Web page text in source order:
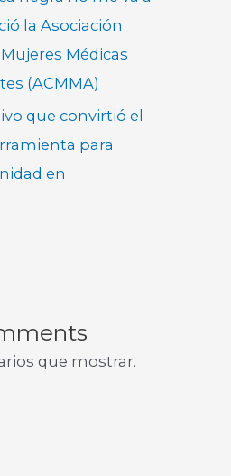
la Asociación
Médicas
(ACMMA)
que convirtió el
para
en
que mostrar.